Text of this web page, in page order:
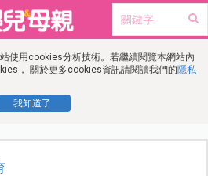
使用cookies分析技術。若繼續閱覽本網站內
， 關於更多cookies資訊請閱讀我們的隱私
我知道了